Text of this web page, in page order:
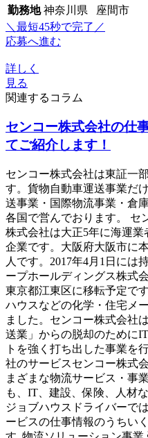
勤務地 神奈川県 座間市
＼最短45秒で完了／
応募へ進む
詳しく
見る
関連するコラム
センコー株式会社の仕
てご紹介します！
センコー株式会社は東証一
す。貨物自動車運送事業だ
送事業・国際物流事業・倉
各国で営んでおります。 セ
株式会社は大正5年に海運
企業です。大阪府大阪市に
人です。2017年4月1日には
ープホールディングス株式
東京都江東区に移転予定で
ハウスなどの化学・住宅メ
ました。センコー株式会社
送業」からの脱却のために
トを強く打ち出した事業を
社のサービスセンコー株式
まざまな物流サービス・事
も、IT、建設、保険、人材
ジョブハウスドライバーで
ービスの仕事情報のうちい